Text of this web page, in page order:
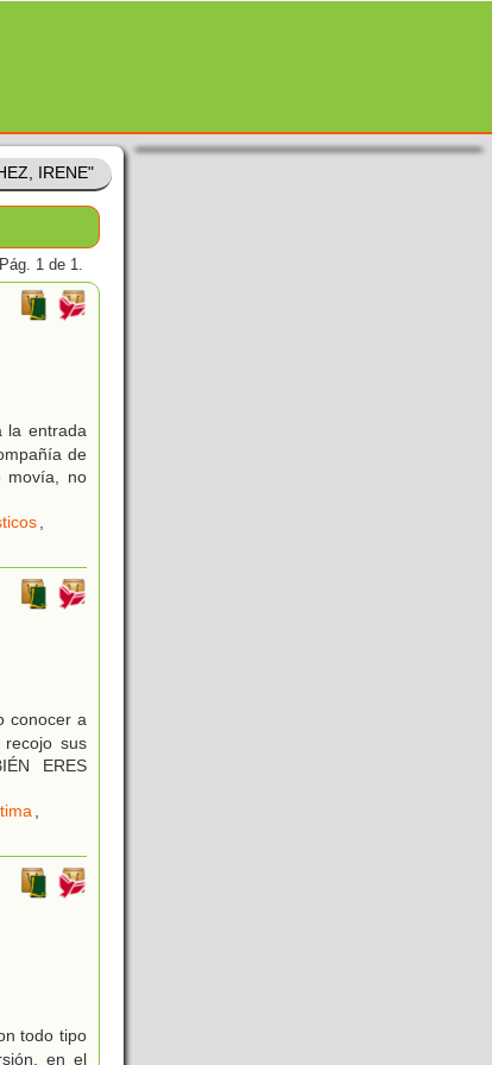
IRENE"
Pág. 1 de 1.
la entrada
de
movía, no
,
conocer a
recojo sus
ERES
,
todo tipo
en el